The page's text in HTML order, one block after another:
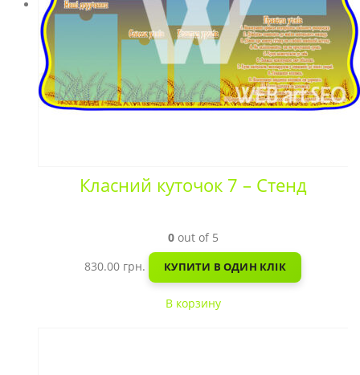
Класний куточок 7 – Стенд
0out of 5
830.00 грн. КУПИТИ В ОДИН КЛІК
В корзину